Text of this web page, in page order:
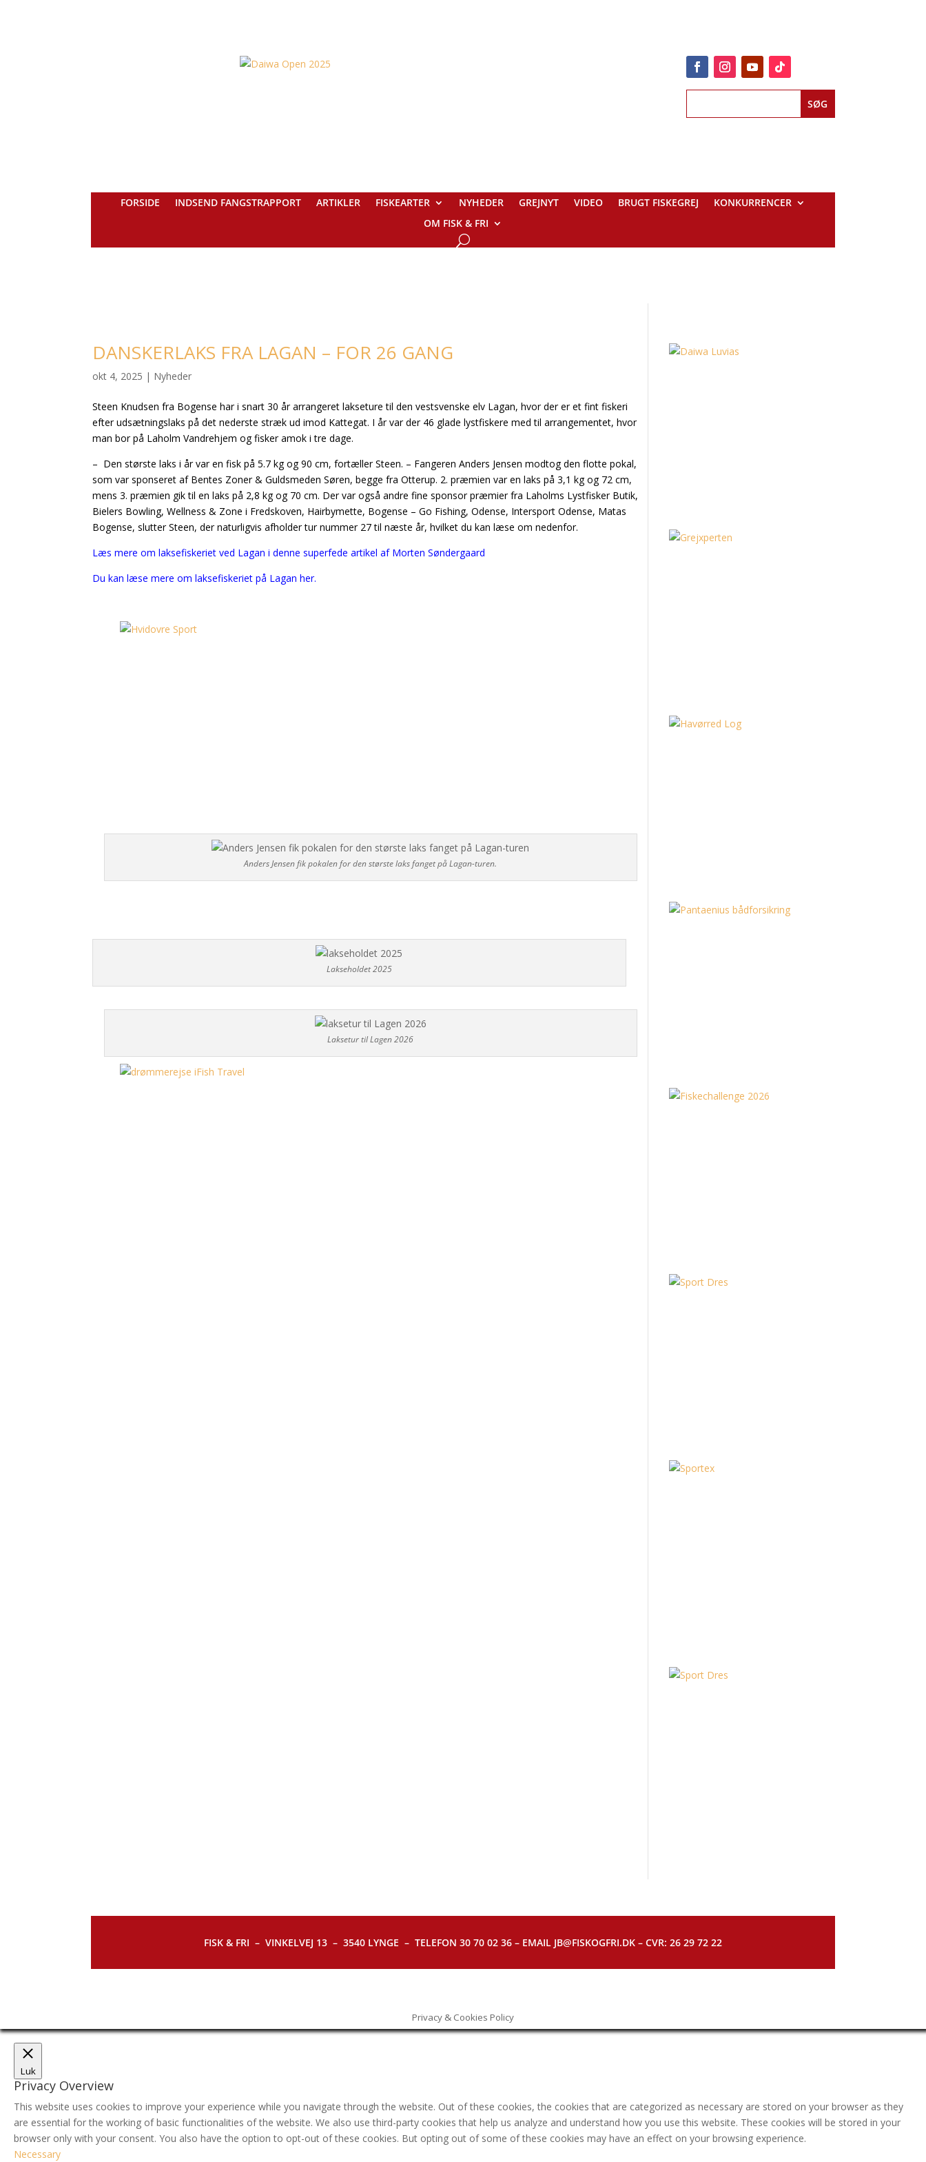
FORSIDE INDSEND FANGSTRAPPORT ARTIKLER FISKEARTER NYHEDER GREJNYT VIDEO BRUGT FISKEGREJ
KONKURRENCER
OM FISK & FRI
DANSKERLAKS FRA LAGAN – FOR 26 GANG
okt 4, 2025 | Nyheder
Steen Knudsen fra Bogense har i snart 30 år arrangeret lakseture til den vestsvenske elv Lagan, hvor der er et fint fiskeri
efter udsætningslaks på det nederste stræk ud imod Kattegat. I år var der 46 glade lystfiskere med til arrangementet, hvor
man bor på Laholm Vandrehjem og fisker amok i tre dage.
– Den største laks i år var en fisk på 5.7 kg og 90 cm, fortæller Steen. – Fangeren Anders Jensen modtog den flotte pokal,
som var sponseret af Bentes Zoner & Guldsmeden Søren, begge fra Otterup. 2. præmien var en laks på 3,1 kg og 72 cm,
mens 3. præmien gik til en laks på 2,8 kg og 70 cm. Der var også andre fine sponsor præmier fra Laholms Lystfisker Butik,
Bielers Bowling, Wellness & Zone i Fredskoven, Hairbymette, Bogense – Go Fishing, Odense, Intersport Odense, Matas
Bogense, slutter Steen, der naturligvis afholder tur nummer 27 til næste år, hvilket du kan læse om nedenfor.
Læs mere om laksefiskeriet ved Lagan i denne superfede artikel af Morten Søndergaard
Du kan læse mere om laksefiskeriet på Lagan her.
Anders Jensen fik pokalen for den største laks fanget på Lagan-turen.
Lakseholdet 2025
Laksetur til Lagen 2026
FISK & FRI – VINKELVEJ 13 – 3540 LYNGE – TELEFON 30 70 02 36 – EMAIL JB@FISKOGFRI.DK – CVR: 26 29 72 22
Privacy & Cookies Policy
Luk
Privacy Overview
This website uses cookies to improve your experience while you navigate through the website. Out of these cookies, the cookies that are categorized as necessary are stored on your browser as they
are essential for the working of basic functionalities of the website. We also use third-party cookies that help us analyze and understand how you use this website. These cookies will be stored in your
browser only with your consent. You also have the option to opt-out of these cookies. But opting out of some of these cookies may have an effect on your browsing experience.
Necessary